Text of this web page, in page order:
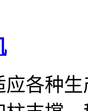
应各种